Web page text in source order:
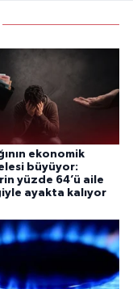
ekonomik
büyüyor:
yüzde 64’ü aile
ayakta kalıyor